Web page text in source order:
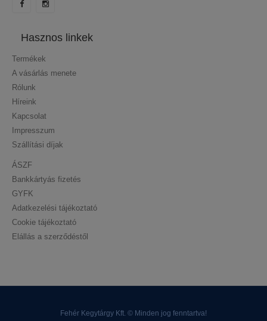
Hasznos linkek
Termékek
A vásárlás menete
Rólunk
Híreink
Kapcsolat
Impresszum
Szállítási díjak
ÁSZF
Bankkártyás fizetés
GYFK
Adatkezelési tájékoztató
Cookie tájékoztató
Elállás a szerződéstől
Fehér Kegytárgy Kft. © Minden jog fenntartva!